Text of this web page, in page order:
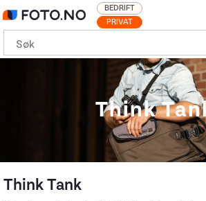
PRIVAT
BEDRIFT
Think
Think Tank